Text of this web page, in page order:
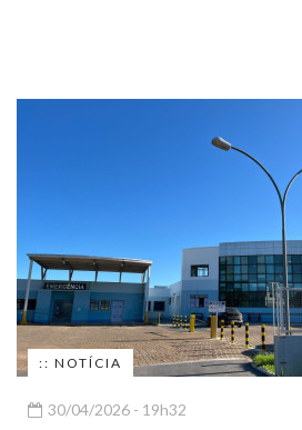
:: NOTÍCIA
30/04/2026 - 19h32